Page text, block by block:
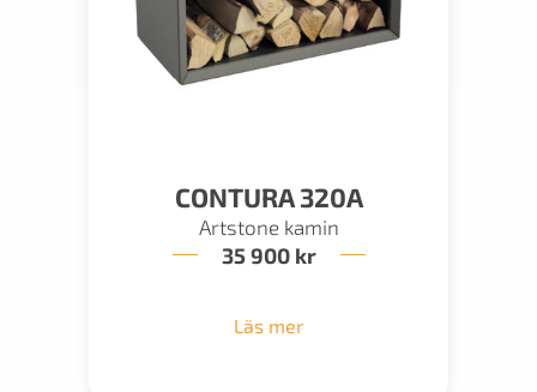
CONTURA 320A
Artstone kamin
35 900 kr
Läs mer